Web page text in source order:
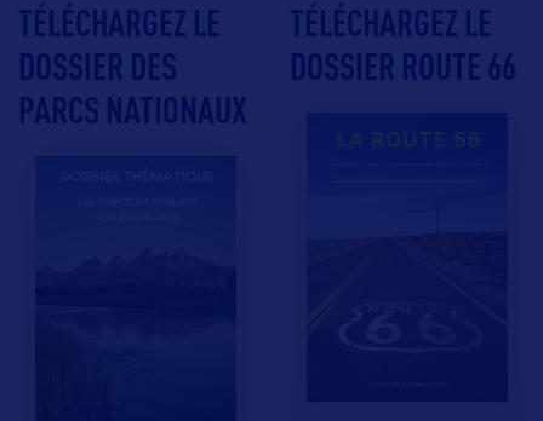
TÉLÉCHARGEZ LE
DOSSIER DES
PARCS NATIONAUX
TÉLÉCHARGEZ LE
DOSSIER ROUTE 66